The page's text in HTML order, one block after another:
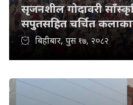
सृजनशील गोदावरी
सपुतसहित चर्चित
बिहीबार, पुस १७, २०८२